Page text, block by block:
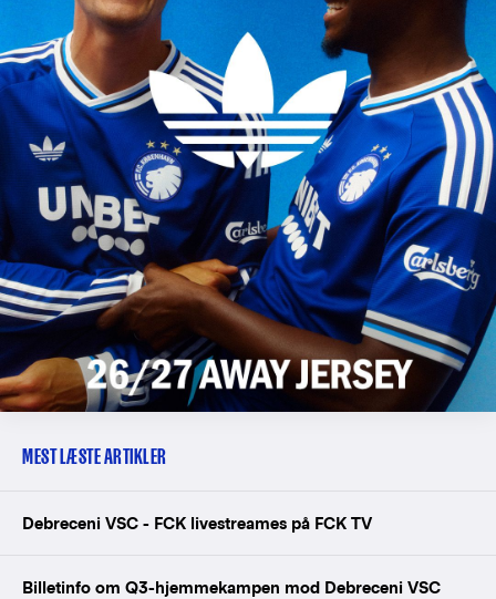
MEST LÆSTE ARTIKLER
Debreceni VSC - FCK livestreames på FCK TV
Billetinfo om Q3-hjemmekampen mod Debreceni VSC